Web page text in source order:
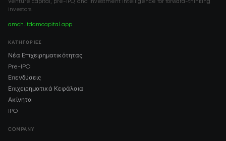
investors.
amch.ltdamcapital.app
ΚΑΤΗΓΟΡΊΕΣ
Νέα Επιχειρηματικότητας
Pre-IPO
Επενδύσεις
Επιχειρηματικά Κεφάλαια
Ακίνητα
IPO
COMPANY